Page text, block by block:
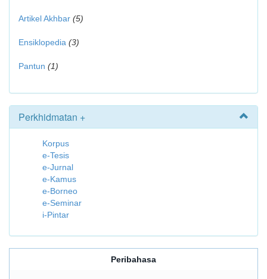
Artikel Akhbar (5)
Ensiklopedia (3)
Pantun (1)
Perkhidmatan +
Korpus
e-Tesis
e-Jurnal
e-Kamus
e-Borneo
e-Seminar
i-Pintar
Peribahasa